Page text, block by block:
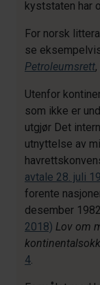
kyststaten har
For norsk
se
Petroleumsrett
Utenfor
som ikke er
utgjør Det
utnyttelse av
avtale 28. juli
forente
desember
2018) Lov om
4.